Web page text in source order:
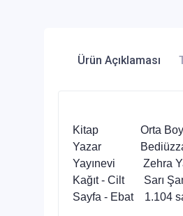
Ürün Açıklaması
Kitap Orta Boy
Yazar
Yayınevi Zehra
Kağıt - Cilt Sarı
Sayfa - Ebat 1.104